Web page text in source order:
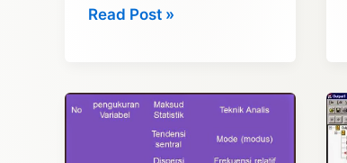
TRANSFORMASI
MENJADI
INTERVAL
Read Post »